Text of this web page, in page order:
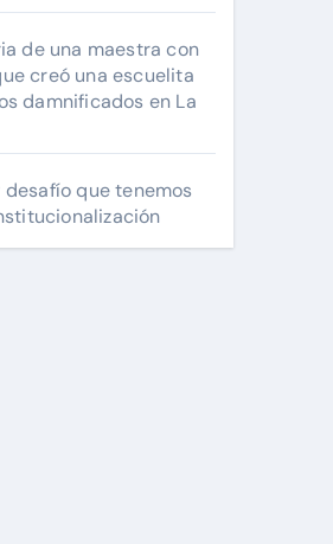
de una maestra con
creó una escuelita
damnificados en La
desafío que tenemos